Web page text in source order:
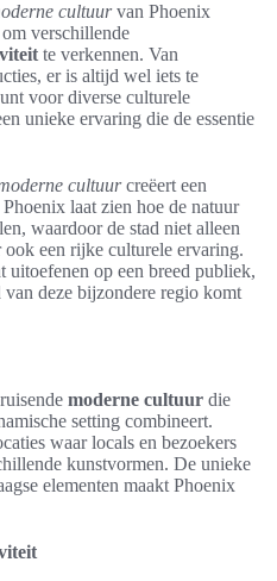
cultuurvan Phoenix
verschillende
te verkennen. Van
er is altijd wel iets te
voor diverse culturele
unieke ervaring die de essentie
cultuurcreëert een
laat zien hoe de natuur
waardoor de stad niet alleen
ook een rijke culturele ervaring.
op een breed publiek,
deze bijzondere regio komt
moderne cultuur die
setting combineert.
waar locals en bezoekers
kunstvormen. De unieke
elementen maakt Phoenix